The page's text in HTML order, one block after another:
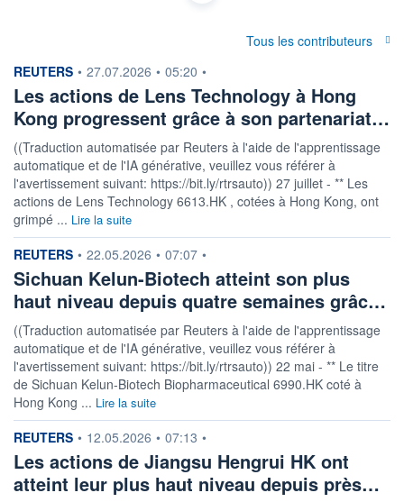
CLÔTURE VEILLE
+ HAUT
4 706,73
+ BAS
4 649,58
+HAUT 1ER
5 064,27
JANVIER
4 394,29
VOLUME
239 072 020
DERNIER ÉCHANGE
07.08.26 / 09:00:15
+ LISTE
Tous les contributeurs
information fournie par
REUTERS • 27.07.2026 • 05:20 •
Les actions de Lens Technology à Hong
Kong progressent grâce à son partenariat…
((Traduction automatisée par Reuters à l'aide de l'apprentissage
automatique et de l'IA générative, veuillez vous référer à
l'avertissement suivant: https://bit.ly/rtrsauto)) 27 juillet - ** Les
actions de Lens Technology 6613.HK , cotées à Hong Kong, ont
grimpé ... Lire la suite
information fournie par
REUTERS • 22.05.2026 • 07:07 •
Sichuan Kelun-Biotech atteint son plus
haut niveau depuis quatre semaines grâc…
((Traduction automatisée par Reuters à l'aide de l'apprentissage
automatique et de l'IA générative, veuillez vous référer à
l'avertissement suivant: https://bit.ly/rtrsauto)) 22 mai - ** Le titre
de Sichuan Kelun-Biotech Biopharmaceutical 6990.HK coté à
Hong Kong ... Lire la suite
information fournie par
REUTERS • 12.05.2026 • 07:13 •
Les actions de Jiangsu Hengrui HK ont
atteint leur plus haut niveau depuis près…